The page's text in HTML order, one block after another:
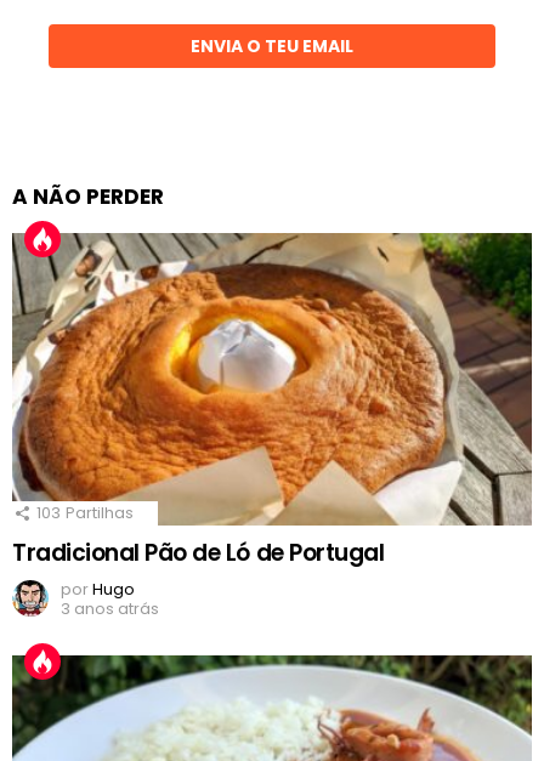
ENVIA O TEU EMAIL
A NÃO PERDER
103 Partilhas
Tradicional Pão de Ló de Portugal
porHugo
3 anos atrás